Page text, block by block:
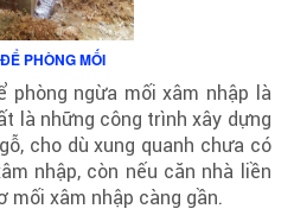
PHÒNG MỐI
phòng ngừa mối xâm nhập là
là những công trình xây dựng
cho dù xung quanh chưa có
nhập, còn nếu căn nhà liền
mối xâm nhập càng gần.